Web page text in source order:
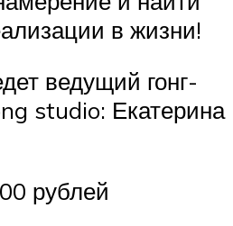
в жизни!
ведущий гонг-
studio: Екатерина
рублей